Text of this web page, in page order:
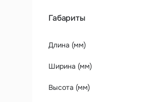
Габариты
Длина (мм)
Ширина (мм)
Высота (мм)